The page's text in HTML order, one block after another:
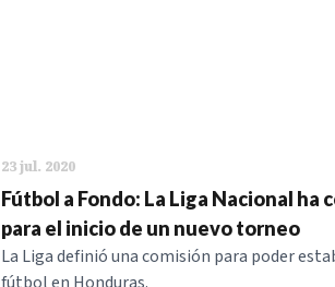
23 jul. 2020
Fútbol a Fondo: La Liga Nacional ha
para el inicio de un nuevo torneo
La Liga definió una comisión para poder